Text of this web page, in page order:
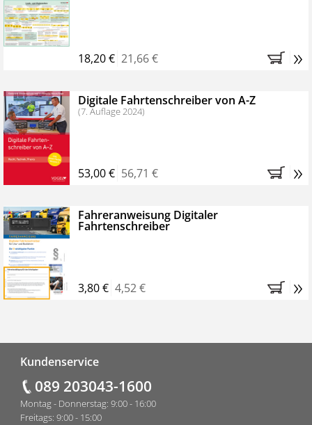
Bestellen Sie jetzt das VerkehrsRundschau Profipaket im
Kennenlern-Abo für zwei Monate (inkl. der derzeitig
Monaten brauchen Sie nichts weiter tun, das
Abonnement endet automatisch, es entstehen keine
weiteren Verpflichtungen.
18,20 € 21,66 € »
Digitale Fahrtenschreiber von A-Z
(7. Auflage 2024)
53,00 € 56,71 € »
Fahreranweisung Digitaler
Fahrtenschreiber
3,80 € 4,52 € »
Kundenservice
089 203043-1600
Montag - Donnerstag: 9:00 - 16:00
Freitags: 9:00 - 15:00